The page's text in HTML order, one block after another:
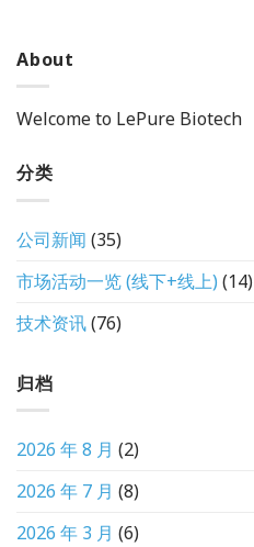
About
Welcome to LePure Biotech
分类
公司新闻 (35)
市场活动一览 (线下+线上) (14)
技术资讯(76)
归档
2026 年 8 月 (2)
2026 年 7 月 (8)
2026 年 3 月 (6)